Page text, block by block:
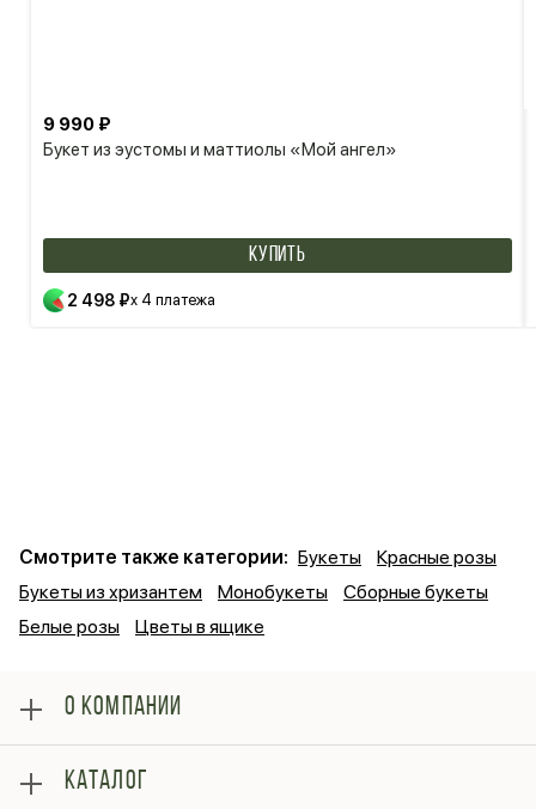
Букет из эустомы и маттиолы «Мой ангел»
9 990 ₽
КУПИТЬ
2 498 ₽x 4 платежа
Смотрите также категории: Букеты
Красные розы
Букеты из хризантем
Монобукеты
Сборные букеты
Белые розы
Цветы в ящике
О КОМПАНИИ
ОплатаКАТАЛОГ